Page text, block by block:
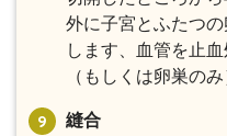
外に子宮とふたつ
します、血管を止
（もしくは卵巣の
縫合